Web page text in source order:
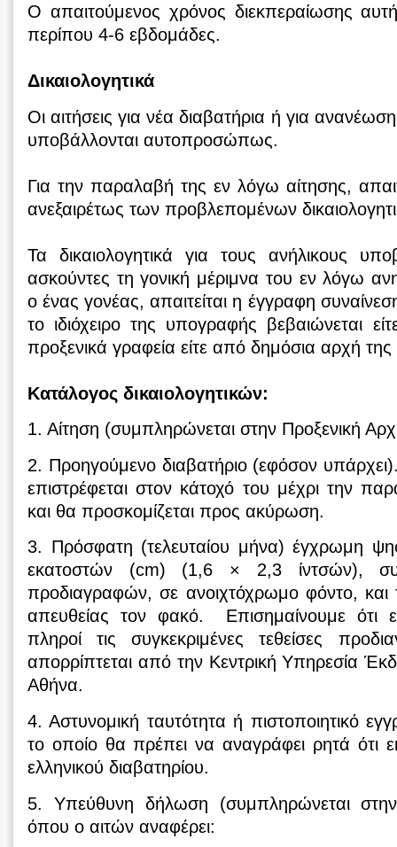
Ο απαιτούμενος χρόνος διεκπεραίωσης
περίπου 4-6 εβδομάδες.
Δικαιολογητικά
Οι αιτήσεις για νέα διαβατήρια ή για
υποβάλλονται αυτοπροσώπως.
Για την παραλαβή της εν λόγω αίτησης,
ανεξαιρέτως των προβλεπομένων
Τα δικαιολογητικά για τους ανήλικους
ασκούντες τη γονική μέριμνα του εν λόγω
ο ένας γονέας, απαιτείται η έγγραφη
το ιδιόχειρο της υπογραφής βεβαιώνεται
προξενικά γραφεία είτε από δημόσια αρχή της
Κατάλογος δικαιολογητικών:
1. Αίτηση (συμπληρώνεται στην Προξενική
2. Προηγούμενο διαβατήριο (εφόσον
επιστρέφεται στον κάτοχό του μέχρι την
και θα προσκομίζεται προς ακύρωση.
3. Πρόσφατη (τελευταίου μήνα) έγχρωμη
εκατοστών (cm) (1,6 × 2,3 ίντσών),
προδιαγραφών, σε ανοιχτόχρωμο φόντο, και
απευθείας τον φακό. Επισημαίνουμε ότι
πληροί τις συγκεκριμένες τεθείσες
απορρίπτεται από την Κεντρική Υπηρεσία
Αθήνα.
4. Αστυνομική ταυτότητα ή πιστοποιητικό
το οποίο θα πρέπει να αναγράφει ρητά ότι
ελληνικού διαβατηρίου.
5. Υπεύθυνη δήλωση (συμπληρώνεται
όπου ο αιτών αναφέρει: